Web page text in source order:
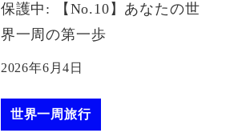
保護中: 【No.10】あなたの世
界一周の第一歩
2026年6月4日
世界一周旅行